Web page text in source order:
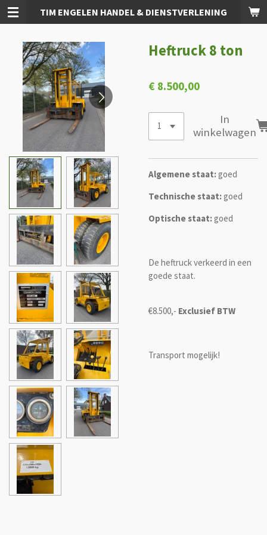
Ga
direct
hoofdinhoud
TIM ENGELEN HANDEL & DIENSTVERLENING
Heftruck 8 ton
€ 8.500,00
In
winkelwagen
Algemene staat:goed
Technische staat:goed
Optische staat:goed
De heftruck verkeerd in een
goede staat.
€8.500,- Exclusief BTW
Transport mogelijk!